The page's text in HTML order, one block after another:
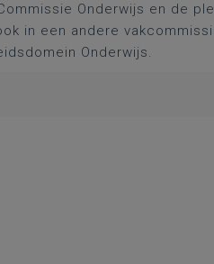
Onderwijs en de
in een andere
Onderwijs.